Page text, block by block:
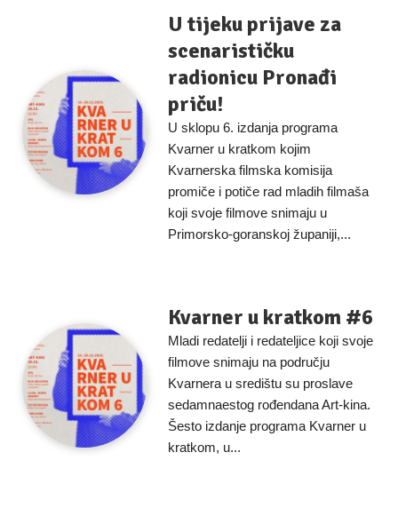
U tijeku prijave za
scenarističku
radionicu Pronađi
priču!
U sklopu 6. izdanja programa
Kvarner u kratkom kojim
Kvarnerska filmska komisija
promiče i potiče rad mladih filmaša
koji svoje filmove snimaju u
Primorsko-goranskoj županiji,...
Kvarner u kratkom #6
Mladi redatelji i redateljice koji svoje
filmove snimaju na području
Kvarnera u središtu su proslave
sedamnaestog rođendana Art-kina.
Šesto izdanje programa Kvarner u
kratkom, u...